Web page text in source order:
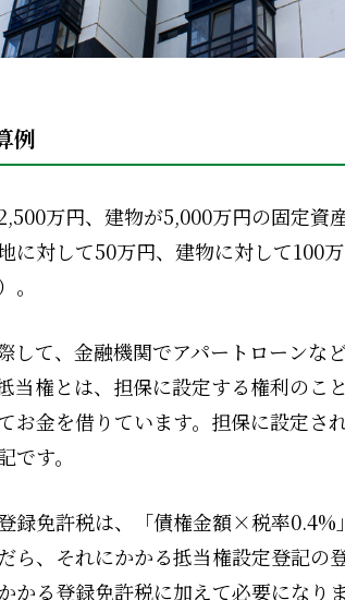
例
万円、建物が5,000万円の固定資
に対して50万円、建物に対して100
。
して、金融機関でアパートローンな
当権とは、担保に設定する権利のこ
お金を借りています。担保に設定さ
す。
録免許税は、「債権金額×税率0.4%
ら、それにかかる抵当権設定登記の
かる登録免許税に加えて必要になりま